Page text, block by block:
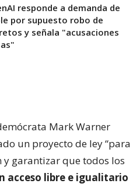
responde a demanda de
por supuesto robo de
y señala "acusaciones
Mark Warner
un proyecto de ley “para
garantizar que todos los
acceso libre e igualitario